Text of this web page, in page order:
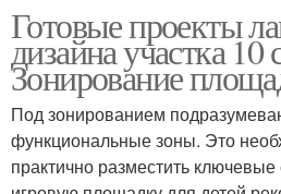
Готовые проекты
дизайна участка 10
Зонирование
Под зонированием
функциональные зоны. Это
практично разместить